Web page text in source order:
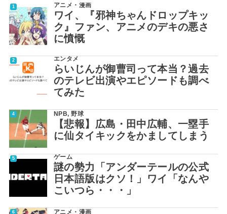
アニメ・漫画
ワイ、『邪神ちゃんドロップキッ
ク』ファン、アニメのデキの悪さ
に憤慨
エンタメ
らいじんが御曹司って本当？過去
のテレビ出演やエピソードも調べ
てみた
NPB,野球
【悲報】広島・田中広輔、一塁手
に仙タイキックをかましてしまう
ゲーム
謎の勢力「アンダーテールの公式
日本語版はクソ！」ワイ「なんや
こいつら・・・」
アニメ・漫画